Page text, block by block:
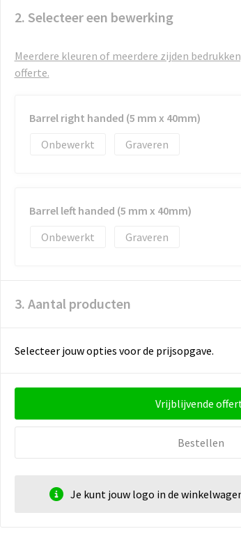
2. Selecteer een bewerking
Meerdere kleuren of meerdere zijden
offerte.
Barrel right handed (5 mm x 40mm)
Onbewerkt
Graveren
Barrel left handed (5 mm x 40mm)
Onbewerkt
Graveren
3. Aantal producten
Selecteer jouw opties voor de prijsopgave.
Vrijblijvende
Bestellen
Je kunt jouw logo in de